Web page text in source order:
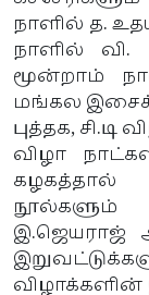
நாளில் த.
நாளில் வி.
மூன்றாம்
மங்கல
புத்தக,
விழா
நூல்களும்
இ.ஜெயராஜ்